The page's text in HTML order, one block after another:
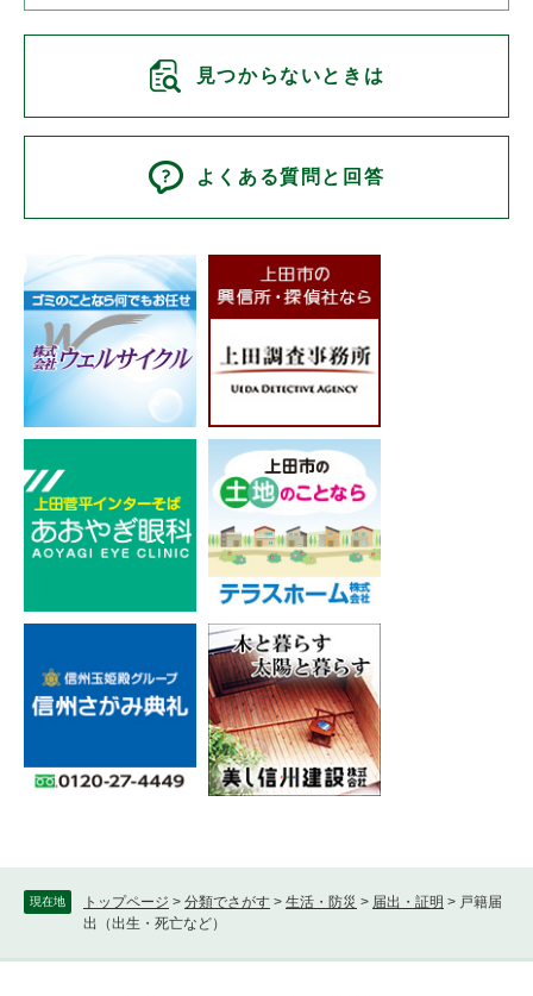
現在地 トップページ > 分類でさがす > 生活・防災 > 届出・証明 > 戸籍届
出（出生・死亡など）
見つからないときは
よくある質問と回答